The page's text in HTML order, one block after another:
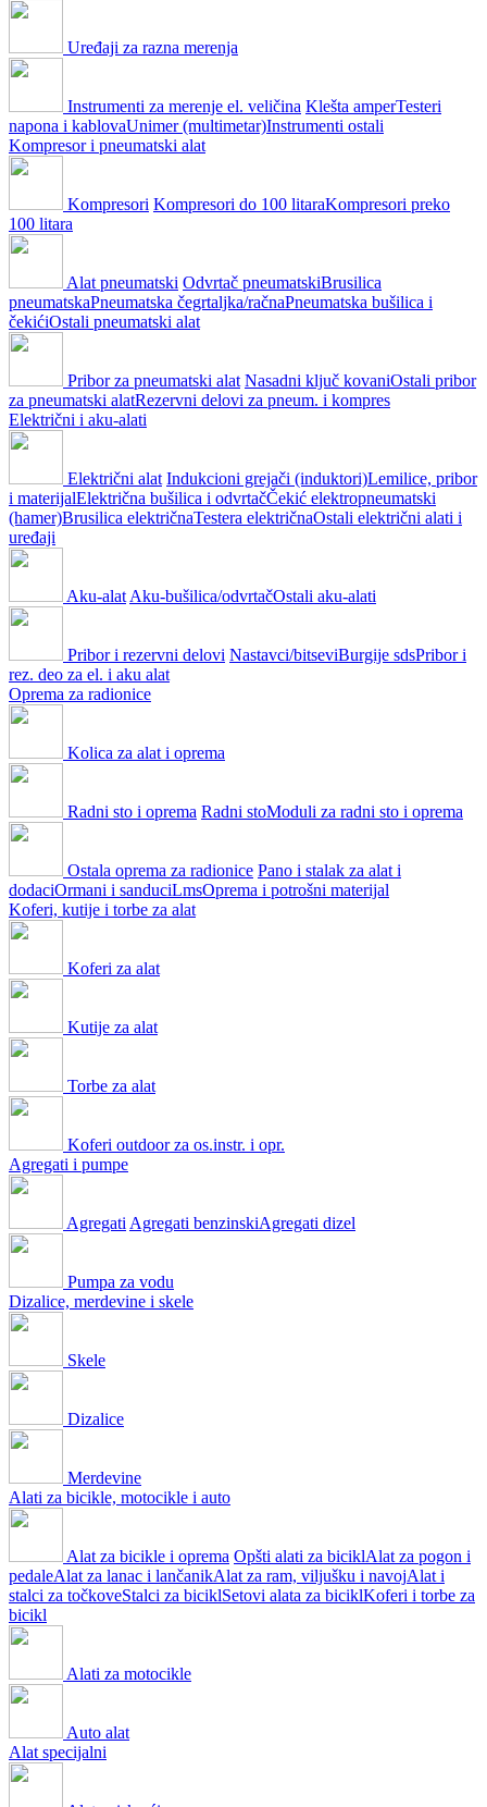
Uređaji za razna merenja
Instrumenti za merenje el. veličina Klešta amperTesteri
napona i kablovaUnimer (multimetar)Instrumenti ostali
Kompresor i pneumatski alat
Kompresori Kompresori do 100 litaraKompresori preko
100 litara
Alat pneumatski Odvrtač pneumatskiBrusilica
pneumatskaPneumatska čegrtaljka/račnaPneumatska bušilica i
čekićiOstali pneumatski alat
Pribor za pneumatski alat Nasadni ključ kovaniOstali pribor
za pneumatski alatRezervni delovi za pneum. i kompres
Električni i aku-alati
Električni alat Indukcioni grejači (induktori)Lemilice, pribor
i materijalElektrična bušilica i odvrtačČekić elektropneumatski
(hamer)Brusilica električnaTestera električnaOstali električni alati i
uređaji
Aku-alat Aku-bušilica/odvrtačOstali aku-alati
Pribor i rezervni delovi Nastavci/bitseviBurgije sdsPribor i
rez. deo za el. i aku alat
Oprema za radionice
Kolica za alat i oprema
Radni sto i oprema Radni stoModuli za radni sto i oprema
Ostala oprema za radionice Pano i stalak za alat i
dodaciOrmani i sanduciLmsOprema i potrošni materijal
Koferi, kutije i torbe za alat
Koferi za alat
Kutije za alat
Torbe za alat
Koferi outdoor za os.instr. i opr.
Agregati i pumpe
Agregati Agregati benzinskiAgregati dizel
Pumpa za vodu
Dizalice, merdevine i skele
Skele
Dizalice
Merdevine
Alati za bicikle, motocikle i auto
Alat za bicikle i oprema Opšti alati za biciklAlat za pogon i
pedaleAlat za lanac i lančanikAlat za ram, viljušku i navojAlat i
stalci za točkoveStalci za biciklSetovi alata za biciklKoferi i torbe za
bicikl
Alati za motocikle
Auto alat
Alat specijalni